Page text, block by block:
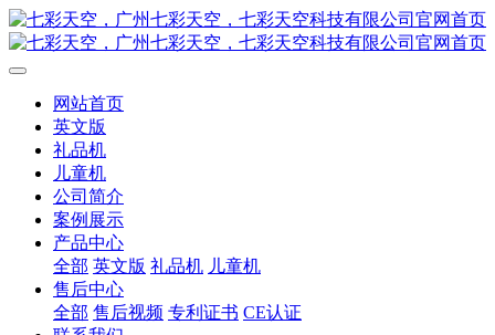
网站首页
英文版
礼品机
儿童机
公司简介
案例展示
产品中心
全部 英文版 礼品机 儿童机
售后中心
全部 售后视频 专利证书 CE认证